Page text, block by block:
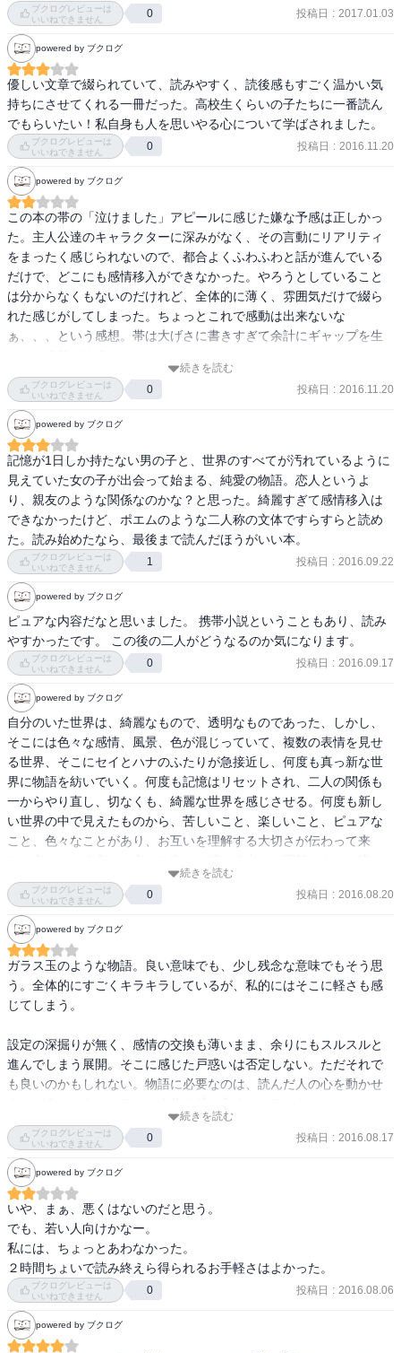
二人ともの境遇に胸が痛み、だからこそ二人の楽しい時間が微笑ま
しくて。
これが永遠であればと自然に願ってしまいます。
二人とも…強いです。
私だったら、こんな風にできるかなぁ。
…自信ないな。
結末は予想外でした。
ブクログレビューは
いいねできません
0 投稿日 : 2017.01.03
powered by ブクログ
優しい文章で綴られていて、読みやすく、読後感もすごく温かい気
持ちにさせてくれる一冊だった。高校生くらいの子たちに一番読ん
でもらいたい！私自身も人を思いやる心について学ばされました。
ブクログレビューは
いいねできません
0 投稿日 : 2016.11.20
powered by ブクログ
この本の帯の「泣けました」アピールに感じた嫌な予感は正しかっ
た。主人公達のキャラクターに深みがなく、その言動にリアリティ
をまったく感じられないので、都合よくふわふわと話が進んでいる
だけで、どこにも感情移入ができなかった。やろうとしていること
は分からなくもないのだけれど、全体的に薄く、雰囲気だけで綴ら
れた感じがしてしまった。ちょっとこれで感動は出来ないな
ぁ、、、という感想。帯は大げさに書きすぎて余計にギャップを生
続きを読む
ブクログレビューは
いいねできません
0 投稿日 : 2016.11.20
powered by ブクログ
記憶が1日しか持たない男の子と、世界のすべてが汚れているように
見えていた女の子が出会って始まる、純愛の物語。恋人というよ
り、親友のような関係なのかな？と思った。綺麗すぎて感情移入は
できなかったけど、ポエムのような二人称の文体ですらすらと読め
た。読み始めたなら、最後まで読んだほうがいい本。
ブクログレビューは
いいねできません
1 投稿日 : 2016.09.22
powered by ブクログ
ピュアな内容だなと思いました。 携帯小説ということもあり、読み
やすかったです。 この後の二人がどうなるのか気になります。
ブクログレビューは
いいねできません
0 投稿日 : 2016.09.17
powered by ブクログ
自分のいた世界は、綺麗なもので、透明なものであった、しかし、
そこには色々な感情、風景、色が混じっていて、複数の表情を見せ
る世界、そこにセイとハナのふたりが急接近し、何度も真っ新な世
界に物語を紡いでいく。何度も記憶はリセットされ、二人の関係も
一からやり直し、切なくも、綺麗な世界を感じさせる。何度も新し
い世界の中で見えたものから、苦しいこと、楽しいこと、ピュアな
こと、色々なことがあり、お互いを理解する大切さが伝わって来
れる世界観が良い。
続きを読む
ブクログレビューは
いいねできません
0 投稿日 : 2016.08.20
powered by ブクログ
​ガラス玉のような物語。良い意味でも、少し残念な意味でもそう思
う。全体的にすごくキラキラしているが、私的にはそこに軽さも感
じてしまう。
設定の深掘りが無く、感情の交換も薄いまま、余りにもスルスルと
進んでしまう展開。そこに感じた戸惑いは否定しない。ただそれで
も良いのかもしれない。物語に必要なのは、読んだ人の心を動かせ
ガラス玉には宝石のような金銭的な価値は無いかもしれないが、見
ている人がそれを美しいと感じれば、そのガラス玉は宝物なのだ。
続きを読む
ブクログレビューは
いいねできません
0 投稿日 : 2016.08.17
powered by ブクログ
いや、まぁ、悪くはないのだと思う。
でも、若い人向けかなー。
私には、ちょっとあわなかった。
２時間ちょいで読み終えら得られるお手軽さはよかった。
ブクログレビューは
いいねできません
0 投稿日 : 2016.08.06
powered by ブクログ